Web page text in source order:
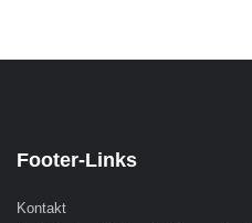
Footer-Links
Kontakt